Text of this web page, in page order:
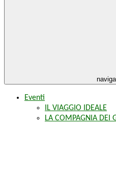
Eventi
IL VIAGGIO IDEALE
LA COMPAGNIA DEI